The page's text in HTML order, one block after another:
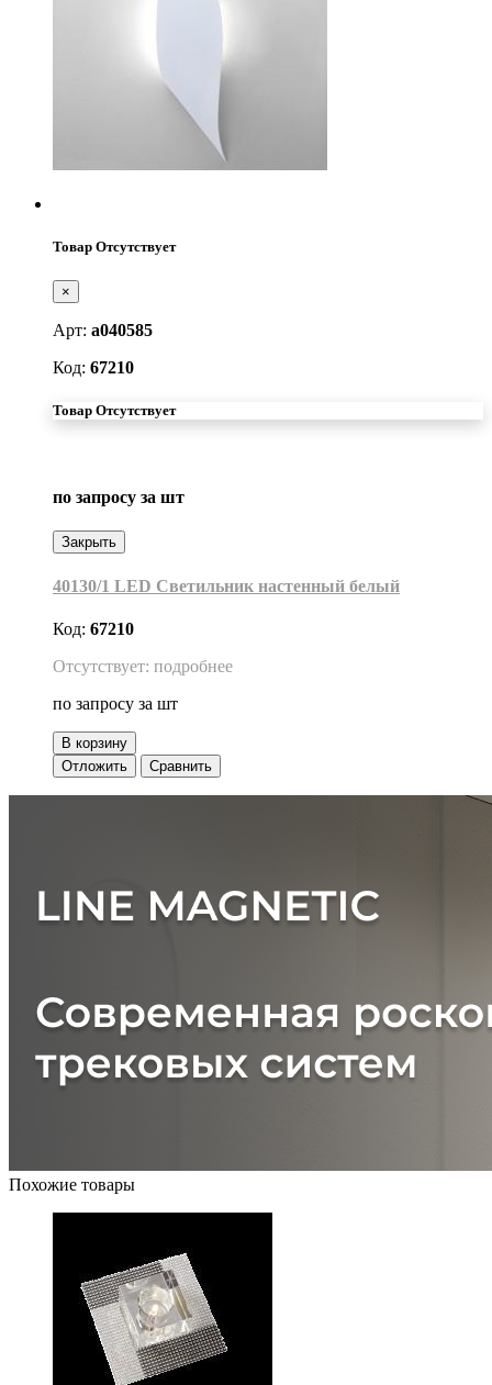
Товар Отсутствует
×
Арт: a040585
Код: 67210
Товар Отсутствует
по запросу за шт
Закрыть
40130/1 LED Светильник настенный белый
Код: 67210
Отсутствует: подробнее
по запросу за шт
В корзину
Отложить
Сравнить
Похожие товары